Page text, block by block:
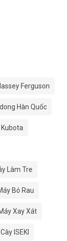
Ferguson
Hàn Quốc
Kubota
Làm Tre
Bó Rau
Xay Xát
ISEKI